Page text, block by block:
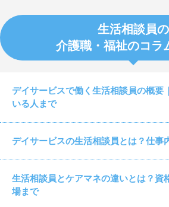
生活相談員の
介護職・福祉のコラ
デイサービスで働く生活相談員の概要
いる人まで
デイサービスの生活相談員とは？仕事
生活相談員とケアマネの違いとは？資
場まで